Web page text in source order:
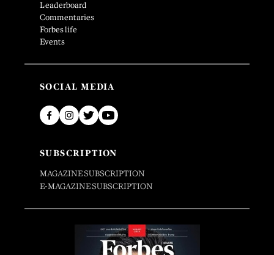
Leaderboard
Commentaries
Forbes life
Events
SOCIAL MEDIA
SUBSCRIPTION
MAGAZINE SUBSCRIPTION
E-MAGAZINE SUBSCRIPTION